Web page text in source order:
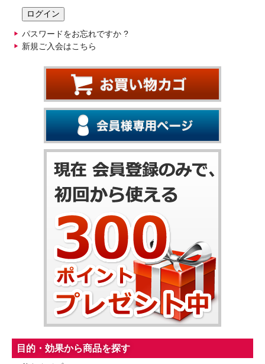
パスワードをお忘れですか ?
新規ご入会はこちら
目的・効果から商品を探す